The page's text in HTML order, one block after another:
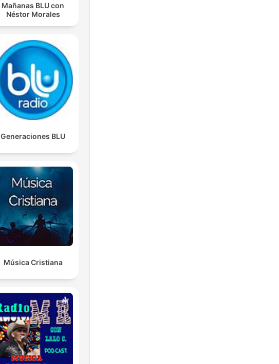
Mañanas BLU con
Néstor Morales
Generaciones BLU
Música Cristiana